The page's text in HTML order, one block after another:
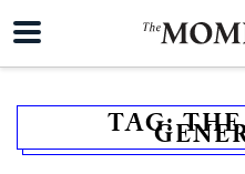
TAG: